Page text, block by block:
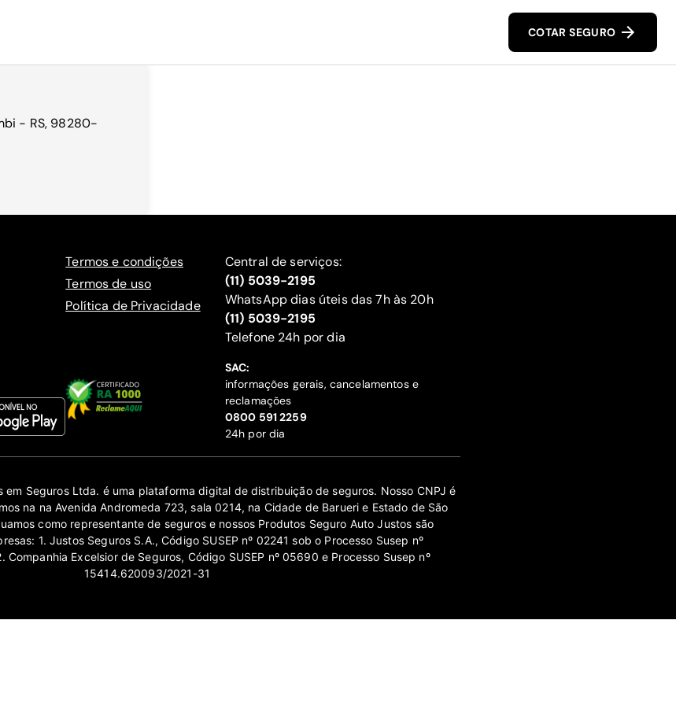
COTAR SEGURO
- RS, 98280-
Termos e condições
Termos de uso
Política de Privacidade
Central de serviços:
(11) 5039-2195
WhatsApp dias úteis das 7h às 20h
(11) 5039-2195
‍Telefone 24h por dia
SAC:
informações gerais, cancelamentos e
reclamações
‍0800 591 2259
24h por dia
em Seguros Ltda. é uma plataforma digital de distribuição de seguros. Nosso CNPJ é
na na Avenida Andromeda 723, sala 0214, na Cidade de Barueri e Estado de São
como representante de seguros e nossos Produtos Seguro Auto Justos são
1. Justos Seguros S.A., Código SUSEP nº 02241 sob o Processo Susep nº
Excelsior de Seguros, Código SUSEP nº 05690 e Processo Susep nº
15414.620093/2021-31